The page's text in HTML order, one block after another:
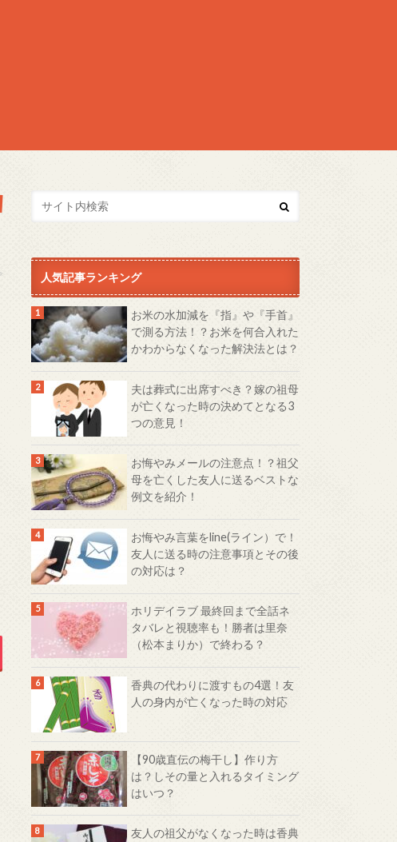
人気記事ランキング
お米の水加減を『指』や『手首』
で測る方法！？お米を何合入れた
かわからなくなった解決法とは？
夫は葬式に出席すべき？嫁の祖母
が亡くなった時の決めてとなる3
つの意見！
お悔やみメールの注意点！？祖父
母を亡くした友人に送るベストな
例文を紹介！
お悔やみ言葉をline(ライン）で！
友人に送る時の注意事項とその後
の対応は？
ホリデイラブ 最終回まで全話ネ
タバレと視聴率も！勝者は里奈
（松本まりか）で終わる？
香典の代わりに渡すもの4選！友
人の身内が亡くなった時の対応
【90歳直伝の梅干し】作り方
は？しその量と入れるタイミング
はいつ？
友人の祖父がなくなった時は香典